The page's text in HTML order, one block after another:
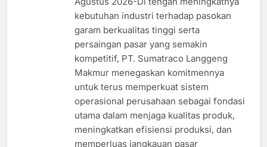
kebutuhan industri terhadap pasokan
garam berkualitas tinggi serta
persaingan pasar yang semakin
kompetitif, PT. Sumatraco Langgeng
Makmur menegaskan komitmennya
untuk terus memperkuat sistem
operasional perusahaan sebagai fondasi
utama dalam menjaga kualitas produk,
meningkatkan efisiensi produksi, dan
memperluas jangkauan pasar